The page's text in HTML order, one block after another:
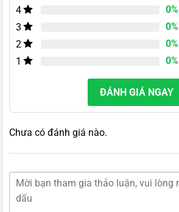
4
0%
3
0%
2
0%
1
0%
ĐÁNH GIÁ NGAY
Chưa có đánh giá nào.